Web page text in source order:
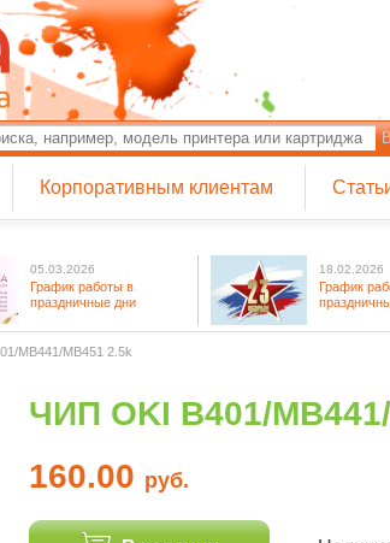
Корпоративным клиентам
05.03.2026
График работы в
праздничные дни
18.02.2026
График
MB441/MB451 2.5k
ЧИП OKI B401/
160.00 руб.